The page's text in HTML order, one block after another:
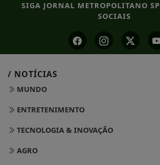
SIGA JORNAL METROPOLITANO SP
SOCIAIS
/ NOTÍCIAS
MUNDO
ENTRETENIMENTO
TECNOLOGIA & INOVAÇÃO
AGRO